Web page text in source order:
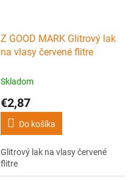
Z GOOD MARK Glitrový lak
na vlasy červené flitre
Skladom
€2,87
Do košíka
Glitrový lak na vlasy červené
flitre